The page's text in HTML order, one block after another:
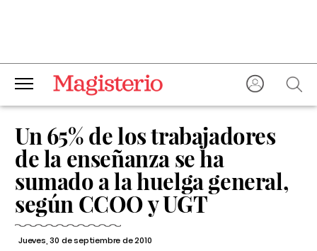
Un 65% de los trabajadores
de la enseñanza se ha
sumado a la huelga general,
según CCOO y UGT
Jueves, 30 de septiembre de 2010